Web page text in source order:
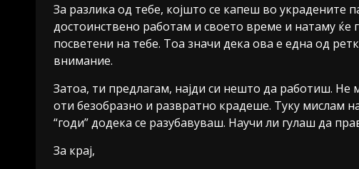
За разлика од тебе, којшто се капеш во украдените
достоинствено работам и своето време и натаму ќе
посветени на тебе. Тоа значи дека ова е една од
внимание.
Затоа, ти предлагам, најди си нешто да работиш.
оти безобразно и развратно крадеше. Туку мислам
“годи” додека се разубавуваш. Научи ли гулаш да
За крај,